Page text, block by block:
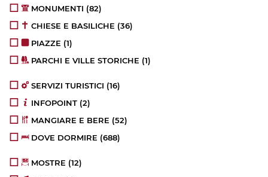
MONUMENTI (82)
CHIESE E BASILICHE (36)
PIAZZE (1)
PARCHI E VILLE STORICHE (1)
SERVIZI TURISTICI (16)
INFOPOINT (2)
MANGIARE E BERE (52)
DOVE DORMIRE (688)
MOSTRE (12)